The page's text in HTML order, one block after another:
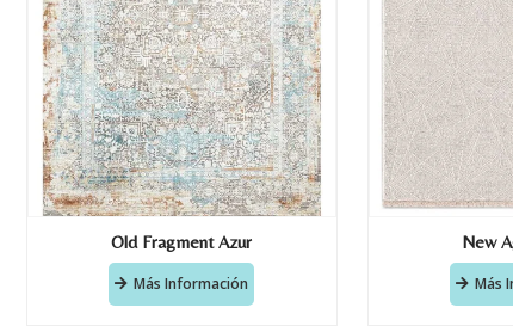
Old Fragment Azur
Más Información
New
Más